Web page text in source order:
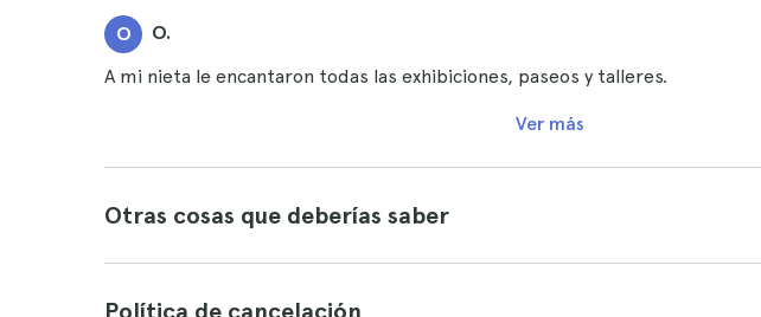
O O.
A mi nieta le encantaron todas las exhibiciones, paseos y talleres.
Ver más
Otras cosas que deberías saber
Política de cancelación